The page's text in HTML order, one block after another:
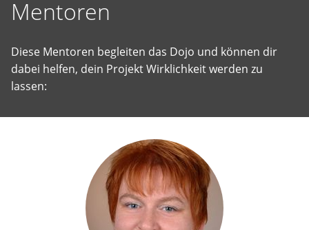
Mentoren
Diese Mentoren begleiten das Dojo und können dir
dabei helfen, dein Projekt Wirklichkeit werden zu
lassen: